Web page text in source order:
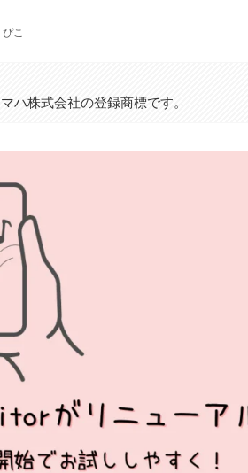
ぴこ
ハ株式会社の登録商標です。